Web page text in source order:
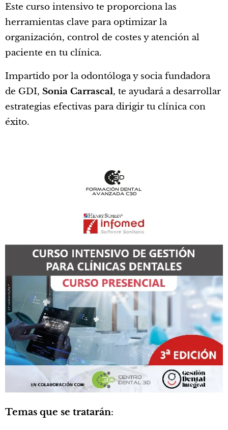
Este curso intensivo te proporciona las
herramientas clave para optimizar la
organización, control de costes y atención al
paciente en tu clínica.
Impartido por la odontóloga y socia fundadora
de GDI, Sonia Carrascal, te ayudará a desarrollar
estrategias efectivas para dirigir tu clínica con
éxito.
Temas que se tratarán: